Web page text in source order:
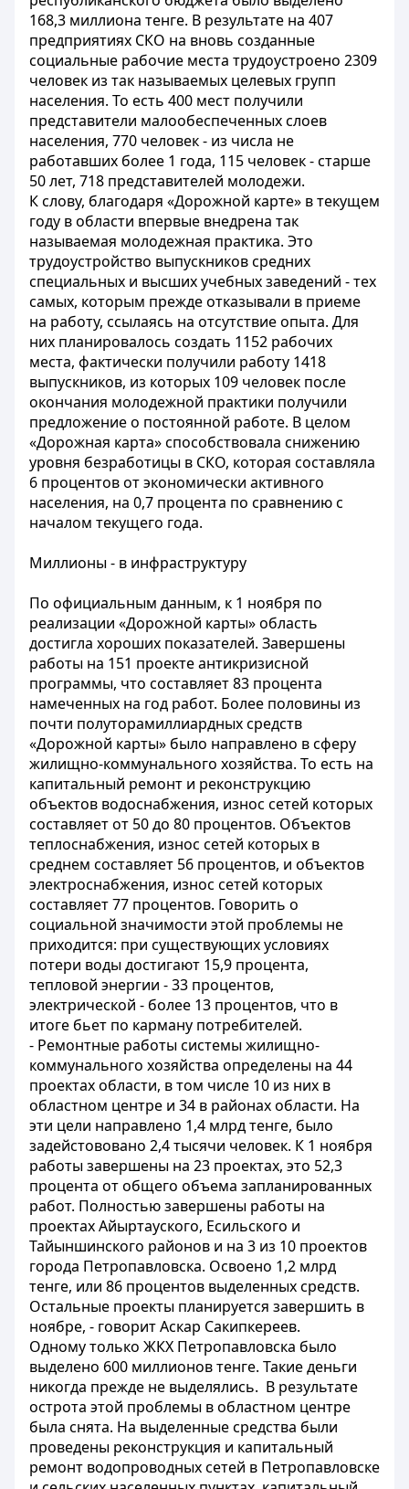
168,3 миллиона тенге. В результате на 407
предприятиях СКО на вновь созданные
социальные рабочие места трудоустроено 2309
человек из так называемых целевых групп
населения. То есть 400 мест получили
представители малообеспеченных слоев
населения, 770 человек - из числа не
работавших более 1 года, 115 человек - старше
50 лет, 718 представителей молодежи.
К слову, благодаря «Дорожной карте» в текущем
году в области впервые внедрена так
называемая молодежная практика. Это
трудоустройство выпускников средних
специальных и высших учебных заведений - тех
самых, которым прежде отказывали в приеме
на работу, ссылаясь на отсутствие опыта. Для
них планировалось создать 1152 рабочих
места, фактически получили работу 1418
выпускников, из которых 109 человек после
окончания молодежной практики получили
предложение о постоянной работе. В целом
«Дорожная карта» способствовала снижению
уровня безработицы в СКО, которая составляла
6 процентов от экономически активного
населения, на 0,7 процента по сравнению с
началом текущего года.
Миллионы - в инфраструктуру
По официальным данным, к 1 ноября по
реализации «Дорожной карты» область
достигла хороших показателей. Завершены
работы на 151 проекте антикризисной
программы, что составляет 83 процента
намеченных на год работ. Более половины из
почти полуторамиллиардных средств
«Дорожной карты» было направлено в сферу
жилищно-коммунального хозяйства. То есть на
капитальный ремонт и реконструкцию
объектов водоснабжения, износ сетей которых
составляет от 50 до 80 процентов. Объектов
теплоснабжения, износ сетей которых в
среднем составляет 56 процентов, и объектов
электроснабжения, износ сетей которых
составляет 77 процентов. Говорить о
социальной значимости этой проблемы не
приходится: при существующих условиях
потери воды достигают 15,9 процента,
тепловой энергии - 33 процентов,
электрической - более 13 процентов, что в
итоге бьет по карману потребителей.
- Ремонтные работы системы жилищно-
коммунального хозяйства определены на 44
проектах области, в том числе 10 из них в
областном центре и 34 в районах области. На
эти цели направлено 1,4 млрд тенге, было
задейстововано 2,4 тысячи человек. К 1 ноября
работы завершены на 23 проектах, это 52,3
процента от общего объема запланированных
работ. Полностью завершены работы на
проектах Айыртауского, Есильского и
Тайыншинского районов и на 3 из 10 проектов
города Петропавловска. Освоено 1,2 млрд
тенге, или 86 процентов выделенных средств.
Остальные проекты планируется завершить в
ноябре, - говорит Аскар Сакипкереев.
Одному только ЖКХ Петропавловска было
выделено 600 миллионов тенге. Такие деньги
никогда прежде не выделялись. В результате
острота этой проблемы в областном центре
была снята. На выделенные средства были
проведены реконструкция и капитальный
ремонт водопроводных сетей в Петропавловске